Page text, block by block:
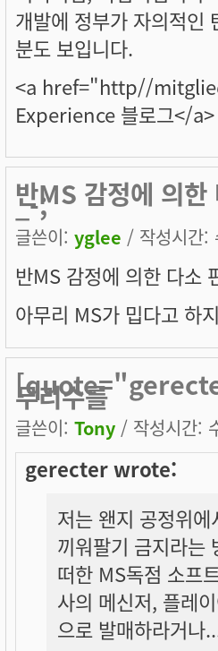
개발에 정부가 자의적인
분도 보입니다.
<a href="http//
Experience 블로그</a>
반MS 감정에 의
_-;
글쓴이: yglee / 작성시간
반MS 감정에 의한 다소
아무리 MS가 밉다고 하
무리수를
글쓴이: Tony / 작성시간:
gerecter wrote:
저는 왠지 공정위
끼워팔기 금지라는
떠한 MS독점 소프
사의 메신저, 플레
으로 발매하라거나